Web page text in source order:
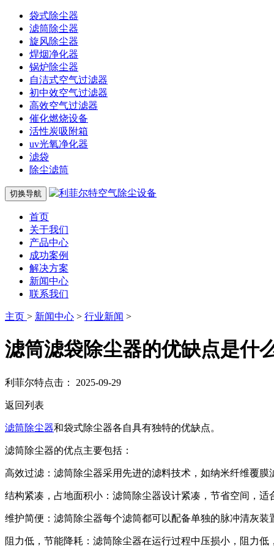
袋式除尘器
滤筒除尘器
旋风除尘器
焊烟净化器
锅炉除尘器
自洁式空气过滤器
初中效空气过滤器
高效空气过滤器
催化燃烧设备
活性炭吸附箱
uv光氧净化器
滤袋
除尘滤筒
切换导航
首页
关于我们
产品中心
成功案例
解决方案
新闻中心
联系我们
主页 > 新闻中心 > 行业新闻 >
滤筒滤袋除尘器的优缺点是什
利菲尔特点击： 2025-09-29
返回列表
滤筒除尘器和袋式除尘器各自具有独特的优缺点‌。
滤筒除尘器的优点主要包括：
高效过滤‌：滤筒除尘器采用先进的滤料技术，如纳米纤维覆
结构紧凑，占地面积小‌：滤筒除尘器设计紧凑，节省空间，
维护简便‌：滤筒除尘器每个滤筒都可以配备单独的脉冲清灰
阻力低，节能降耗‌：滤筒除尘器在运行过程中压损小，阻力低